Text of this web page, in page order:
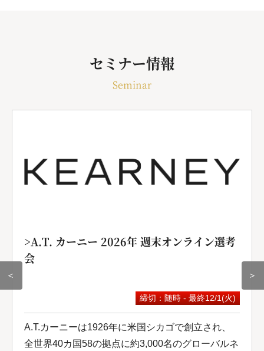
セミナー情報
Seminar
＜
>A.T. カーニー 2026年 週末オンライン選考
会
締切：随時 - 最終12/1(火)
A.T.カーニーは1926年に米国シカゴで創立され、
全世界40カ国58の拠点に約3,000名のグローバルネ
＞